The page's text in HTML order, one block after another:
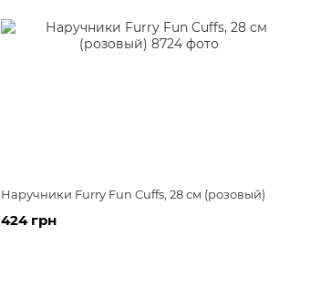
Наручники Furry Fun Cuffs, 28 см (розовый)
424 грн